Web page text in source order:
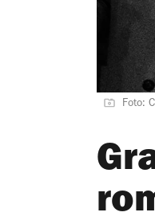
Foto: